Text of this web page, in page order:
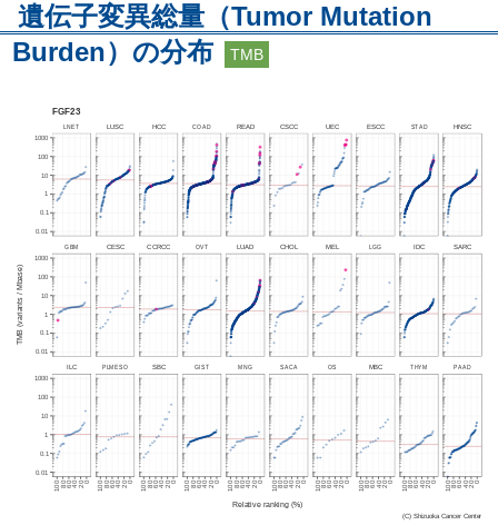
遺伝子変異総量（Tumor Mutation
Burden）の分布
TMB